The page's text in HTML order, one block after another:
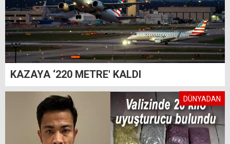
KAZAYA ‘220 METRE' KALDI
DÜNYADAN